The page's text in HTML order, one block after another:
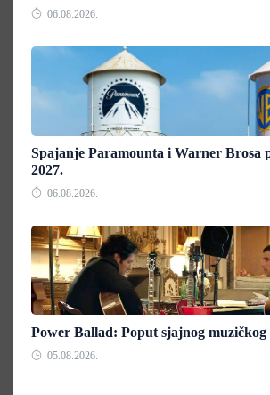
06.08.2026.
Spajanje Paramounta i Warner Brosa
2027.
06.08.2026.
Power Ballad: Poput sjajnog muzičkog
05.08.2026.